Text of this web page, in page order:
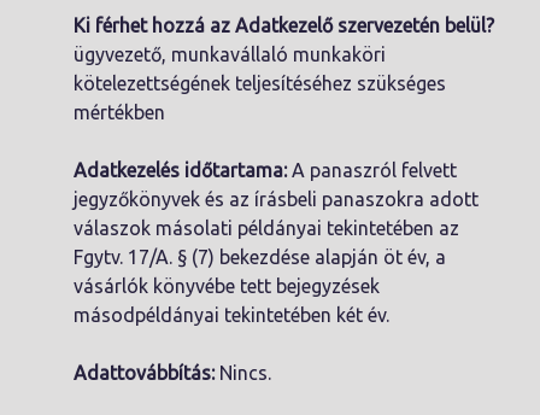
Ki férhet hozzá az Adatkezelő szervezetén belül?
ügyvezető, munkavállaló munkaköri
kötelezettségének teljesítéséhez szükséges
mértékben
Adatkezelés időtartama:A panaszról felvett
jegyzőkönyvek és az írásbeli panaszokra adott
válaszok másolati példányai tekintetében az
Fgytv. 17/A. § (7) bekezdése alapján öt év, a
vásárlók könyvébe tett bejegyzések
másodpéldányai tekintetében két év.
Adattovábbítás: Nincs.